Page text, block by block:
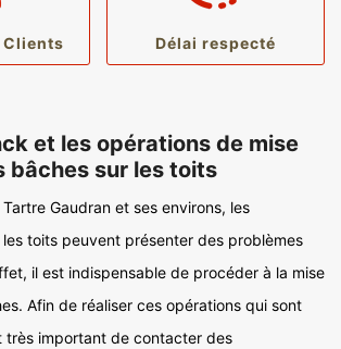
Délai respecté
et les opérations de mise
bâches sur les toits
Gaudran et ses environs, les
toits peuvent présenter des problèmes
il est indispensable de procéder à la mise
Afin de réaliser ces opérations qui sont
très important de contacter des